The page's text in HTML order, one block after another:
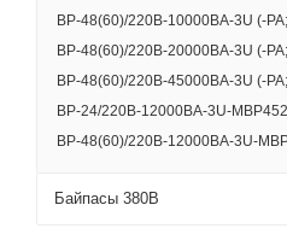
BP-48(60)/220B-10000BA-3U (-
BP-48(60)/220B-20000BA-3U (-
BP-48(60)/220B-45000BA-3U (-
BP-24/220В-12000ВА-3U-
BP-48(60)/220В-12000ВА-3U-
Байпасы 380В